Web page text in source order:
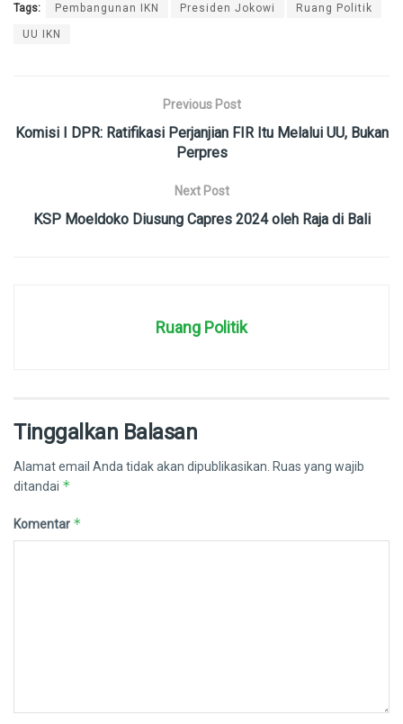
Tags: Pembangunan IKN Presiden Jokowi Ruang Politik
UU IKN
Previous Post
Komisi I DPR: Ratifikasi Perjanjian FIR Itu Melalui UU, Bukan
Perpres
Next Post
KSP Moeldoko Diusung Capres 2024 oleh Raja di Bali
Ruang Politik
Tinggalkan Balasan
Alamat email Anda tidak akan dipublikasikan. Ruas yang wajib
ditandai *
Komentar *